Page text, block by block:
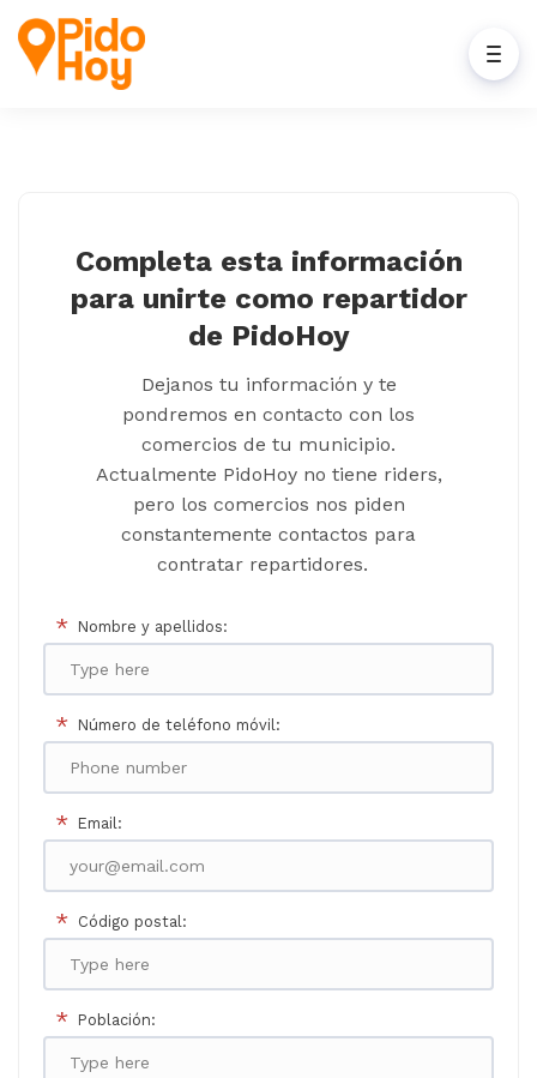
Completa esta información
para unirte como repartidor
de PidoHoy
Dejanos tu información y te
pondremos en contacto con los
comercios de tu municipio.
Actualmente PidoHoy no tiene riders,
pero los comercios nos piden
constantemente contactos para
contratar repartidores.
* Nombre y apellidos:
* Número de teléfono móvil:
* Email:
* Código postal:
* Población: